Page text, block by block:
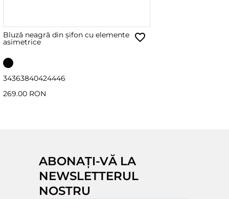
Bluză neagră din șifon cu elemente
asimetrice
34363840424446
269.00 RON
ABONAȚI-VĂ LA
NEWSLETTERUL
NOSTRU